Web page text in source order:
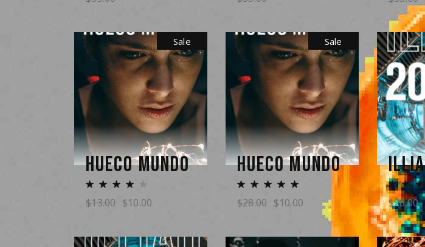
Sale
HUECO MUNDO
$13.00 $10.00
Sale
HUECO MUNDO
$28.00 $10.00 $28.00